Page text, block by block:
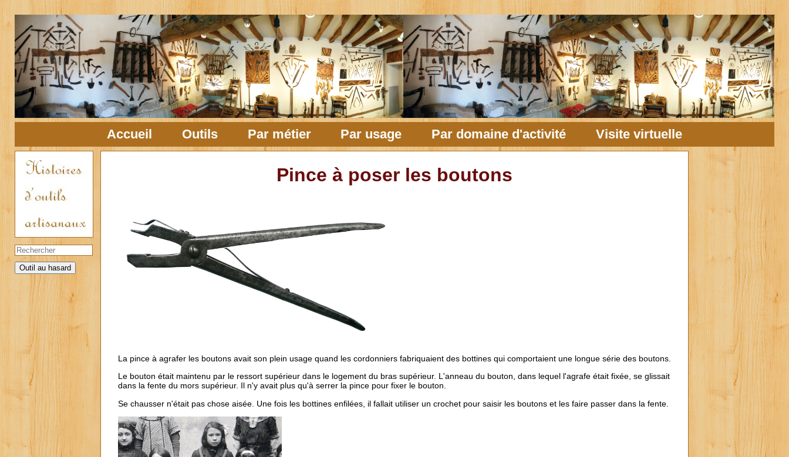
Accueil Outils Par métier Par usage Par domaine d'activité Visite virtuelle
Pince à poser les boutons
La pince à agrafer les boutons avait son plein usage quand les cordonniers fabriquaient des bottines qui comportaient une longue série des boutons.
Le bouton était maintenu par le ressort supérieur dans le logement du bras supérieur. L'anneau du bouton, dans lequel l'agrafe était fixée, se glissait
dans la fente du mors supérieur. Il n'y avait plus qu'à serrer la pince pour fixer le bouton.
Se chausser n'était pas chose aisée. Une fois les bottines enfilées, il fallait utiliser un crochet pour saisir les boutons et les faire passer dans la fente.